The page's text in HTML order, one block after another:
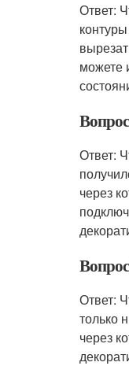
Ответ:
можете
Ответ:
через
Ответ:
только
через